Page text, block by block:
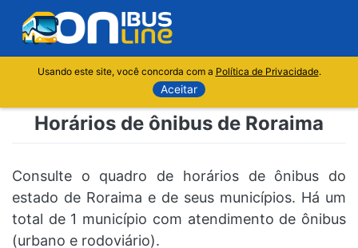
Usando este site, você concorda com a Política de Privacidade.
Aceitar
Horários de ônibus de Roraima
Consulte o quadro de horários de ônibus do
estado de Roraima e de seus municípios. Há um
total de 1 município com atendimento de ônibus
(urbano e rodoviário).